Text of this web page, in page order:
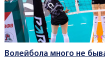
Волейбола много не